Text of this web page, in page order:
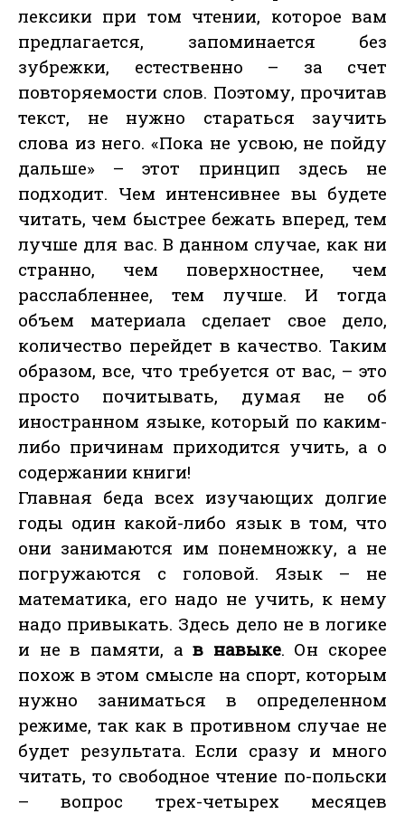
лексики при том чтении, которое вам
предлагается, запоминается без
зубрежки, естественно – за счет
повторяемости слов. Поэтому, прочитав
текст, не нужно стараться заучить
слова из него. «Пока не усвою, не пойду
дальше» – этот принцип здесь не
подходит. Чем интенсивнее вы будете
читать, чем быстрее бежать вперед, тем
лучше для вас. В данном случае, как ни
странно, чем поверхностнее, чем
расслабленнее, тем лучше. И тогда
объем материала сделает свое дело,
количество перейдет в качество. Таким
образом, все, что требуется от вас, – это
просто почитывать, думая не об
иностранном языке, который по каким-
либо причинам приходится учить, а о
содержании книги!
Главная беда всех изучающих долгие
годы один какой-либо язык в том, что
они занимаются им понемножку, а не
погружаются с головой. Язык – не
математика, его надо не учить, к нему
надо привыкать. Здесь дело не в логике
и не в памяти, ав навыке. Он скорее
похож в этом смысле на спорт, которым
нужно заниматься в определенном
режиме, так как в противном случае не
будет результата. Если сразу и много
читать, то свободное чтение по-польски
– вопрос трех-четырех месяцев